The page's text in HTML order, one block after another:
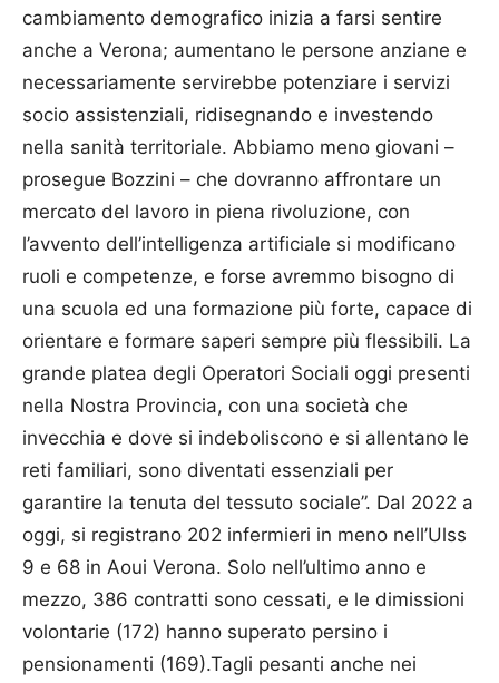
cambiamento demografico inizia a farsi sentire
anche a Verona; aumentano le persone anziane e
necessariamente servirebbe potenziare i servizi
socio assistenziali, ridisegnando e investendo
nella sanità territoriale. Abbiamo meno giovani –
prosegue Bozzini – che dovranno affrontare un
mercato del lavoro in piena rivoluzione, con
l’avvento dell’intelligenza artificiale si modificano
ruoli e competenze, e forse avremmo bisogno di
una scuola ed una formazione più forte, capace di
orientare e formare saperi sempre più flessibili. La
grande platea degli Operatori Sociali oggi presenti
nella Nostra Provincia, con una società che
invecchia e dove si indeboliscono e si allentano le
reti familiari, sono diventati essenziali per
garantire la tenuta del tessuto sociale”. Dal 2022 a
oggi, si registrano 202 infermieri in meno nell’Ulss
9 e 68 in Aoui Verona. Solo nell’ultimo anno e
mezzo, 386 contratti sono cessati, e le dimissioni
volontarie (172) hanno superato persino i
pensionamenti (169).Tagli pesanti anche nei